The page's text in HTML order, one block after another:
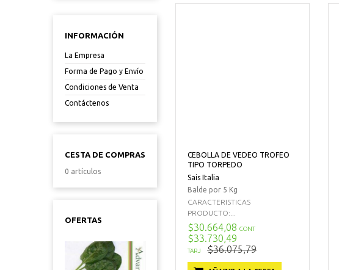
INFORMACIÓN
La Empresa
Forma de Pago y Envío
Condiciones de Venta
Contáctenos
CESTA DE COMPRAS
0 artículos
OFERTAS
CEBOLLA DE VEDEO TROFEO
TIPO TORPEDO
Sais Italia
Balde por 5 Kg
CARACTERISTICAS
PRODUCTO:...
$30.664,08 CONT
$33.730,49
TARJ $36.075,79